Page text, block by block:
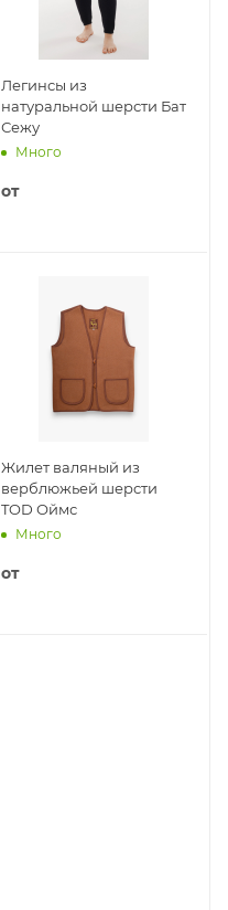
Легинсы из
натуральной шерсти Бат
Сежу
Много
от
Жилет валяный из
верблюжьей шерсти
TOD Оймс
Много
от